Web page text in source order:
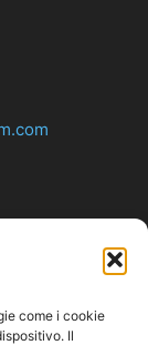
come i cookie
Il